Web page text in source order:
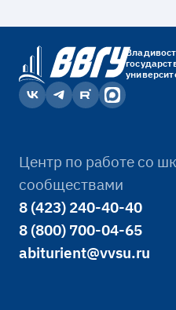
Центр по работе со
сообществами
8 (423) 240-40-40
8 (800) 700-04-65
abiturient@vvsu.ru